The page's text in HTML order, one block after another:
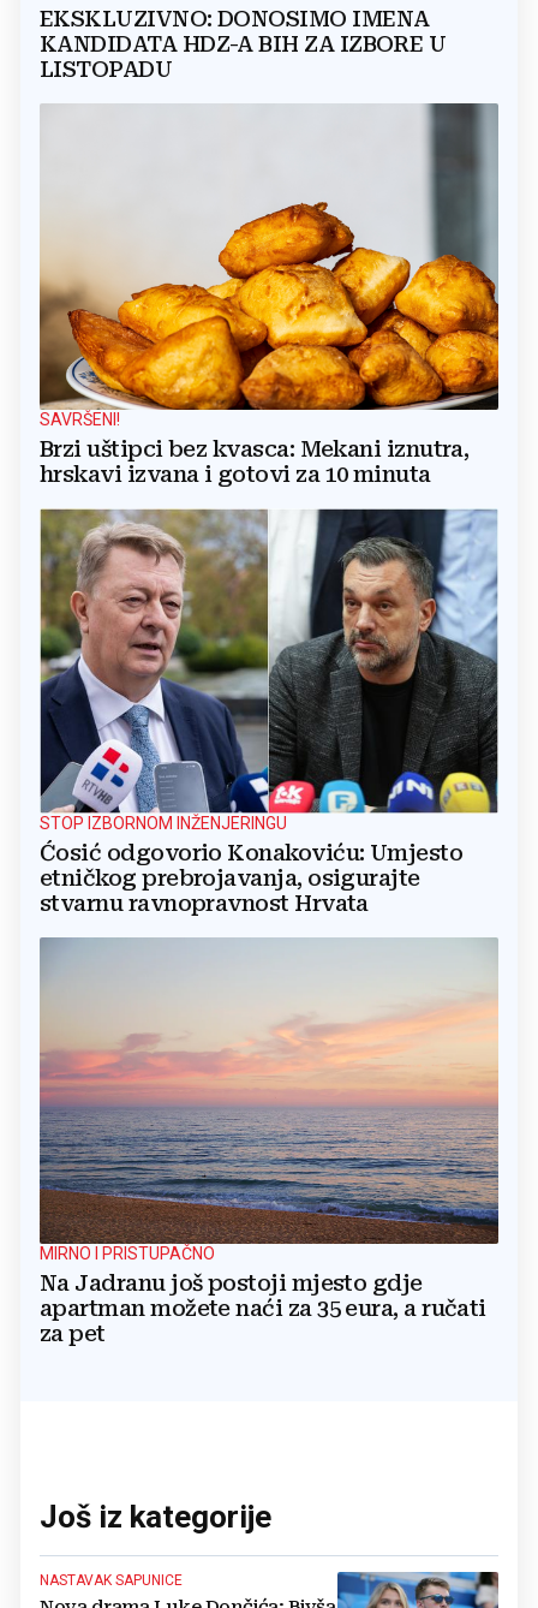
EKSKLUZIVNO: DONOSIMO IMENA
KANDIDATA HDZ-A BIH ZA IZBORE U
LISTOPADU
SAVRŠENI!
Brzi uštipci bez kvasca: Mekani iznutra,
hrskavi izvana i gotovi za 10 minuta
STOP IZBORNOM INŽENJERINGU
Ćosić odgovorio Konakoviću: Umjesto
etničkog prebrojavanja, osigurajte
stvarnu ravnopravnost Hrvata
MIRNO I PRISTUPAČNO
Na Jadranu još postoji mjesto gdje
apartman možete naći za 35 eura, a ručati
za pet
Još iz kategorije
NASTAVAK SAPUNICE